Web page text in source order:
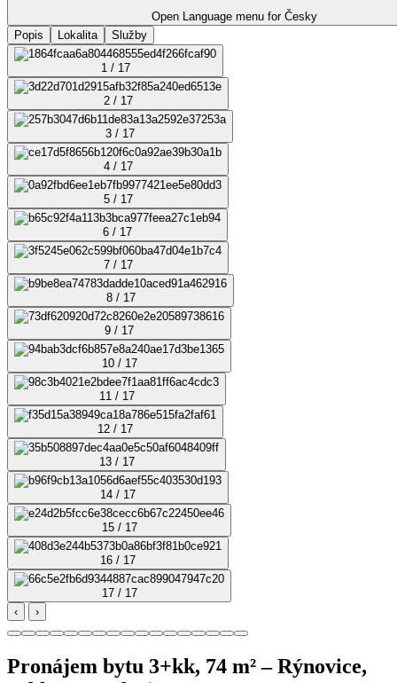
Open Language menu for Česky
Popis
Lokalita Služby
1 / 17
2 / 17
3 / 17
4 / 17
5 / 17
6 / 17
7 / 17
8 / 17
9 / 17
10 / 17
11 / 17
12 / 17
13 / 17
14 / 17
15 / 17
16 / 17
17 / 17
‹
›
Pronájem bytu 3+kk, 74 m² – Rýnovice,